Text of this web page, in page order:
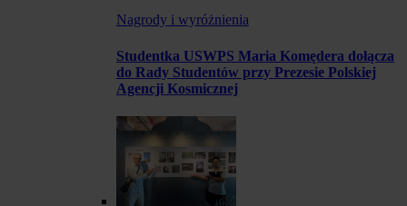
Nagrody i wyróżnienia
Studentka USWPS Maria Komędera dołącza
do Rady Studentów przy Prezesie Polskiej
Agencji Kosmicznej